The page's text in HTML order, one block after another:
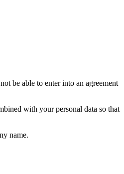
be able to enter into an agreement
with your personal data so that
name.